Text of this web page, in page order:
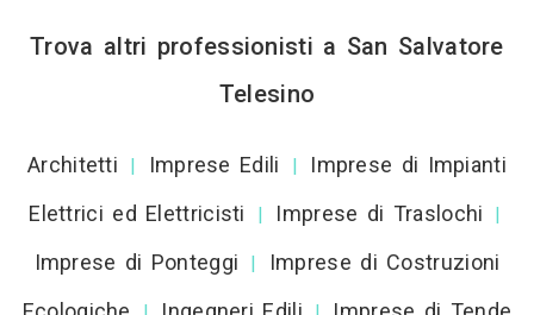
Trova altri professionisti a San Salvatore
Telesino
Architetti | Imprese Edili |
Imprese di Impianti
Elettrici ed Elettricisti
| Imprese di Traslochi |
Imprese di Ponteggi |
Imprese di Costruzioni